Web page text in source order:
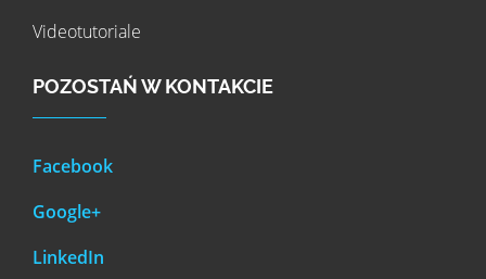
Videotutoriale
POZOSTAŃ W KONTAKCIE
Facebook
Google+
LinkedIn